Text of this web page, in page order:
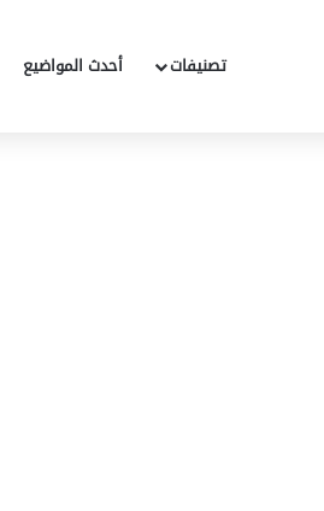
تصنيفات أحدث المواضيع